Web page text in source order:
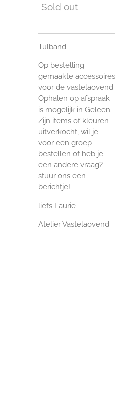
Sold out
Tulband
Op bestelling
gemaakte accessoires
voor de vastelaovend.
Ophalen op afspraak
is mogelijk in Geleen.
Zijn items of kleuren
uitverkocht, wil je
voor een groep
bestellen of heb je
een andere vraag?
stuur ons een
berichtje!
liefs Laurie
Atelier Vastelaovend